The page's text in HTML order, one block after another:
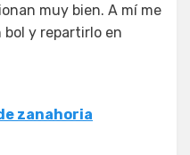
muy bien. A mí me
y repartirlo en
zanahoria